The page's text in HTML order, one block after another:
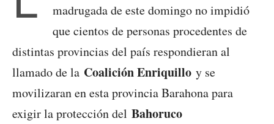
madrugada de este domingo no impidió
que cientos de personas procedentes de
distintas provincias del país respondieran al
llamado de la Coalición Enriquillo y se
movilizaran en esta provincia Barahona para
exigir la protección del Bahoruco